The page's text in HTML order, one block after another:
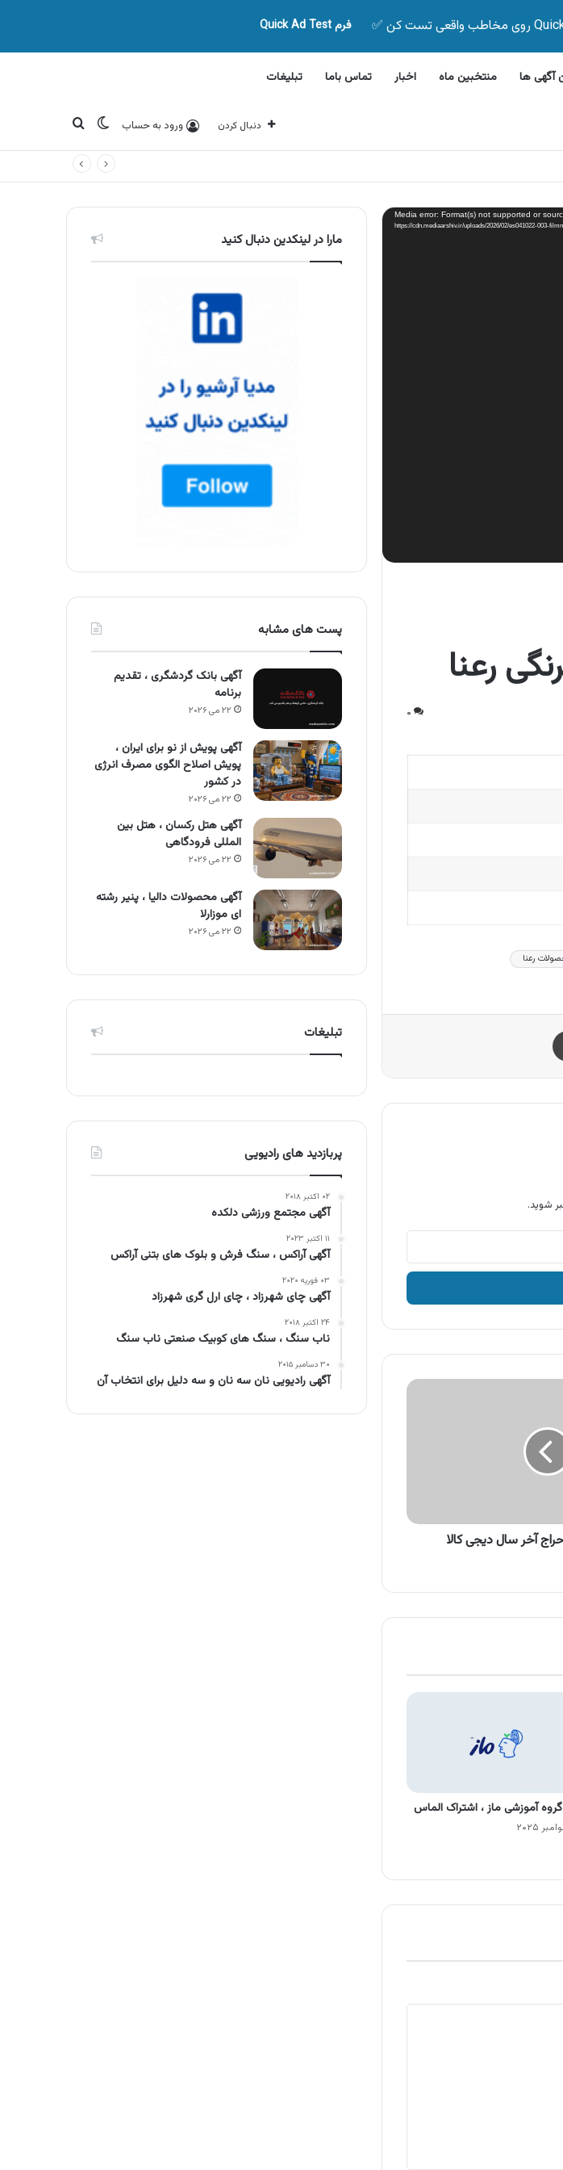
فرم Quick Ad Test
آگهی ها منتخبین ماه اخبار تماس باما تبلیغات
دنبال کردن ورود به حساب تغییر پوسته
جستجو برای
Media error: Format(s) not supported or
رعنا
۰
رعنا
شوید.
آخر سال دیجی کالا
آموزشی ماز ، اشتراک الماس
مارا در لینکدین دنبال کنید
پست های مشابه
آگهی بانک گردشگری ، تقدیم
برنامه
۲۲ می ۲۰۲۶
آگهی پویش از نو برای ایران ،
پویش اصلاح الگوی مصرف انرژی
در کشور
۲۲ می ۲۰۲۶
آگهی هتل رکسان ، هتل بین
المللی فرودگاهی
۲۲ می ۲۰۲۶
آگهی محصولات دالیا ، پنیر رشته
ای موزارلا
۲۲ می ۲۰۲۶
تبلیغات
پربازدید های رادیویی
۰۲ اکتبر ۲۰۱۸
آگهی مجتمع ورزشی دلکده
۱۱ اکتبر ۲۰۲۳
آگهی آراکس ، سنگ فرش و بلوک های بتنی آراکس
۰۳ فوریه ۲۰۲۰
آگهی چای شهرزاد ، چای ارل گری شهرزاد
۲۴ اکتبر ۲۰۱۸
ناب سنگ ، سنگ های کوبیک صنعتی ناب سنگ
۳۰ دسامبر ۲۰۱۵
آگهی رادیویی نان سه نان و سه دلیل برای انتخاب آن